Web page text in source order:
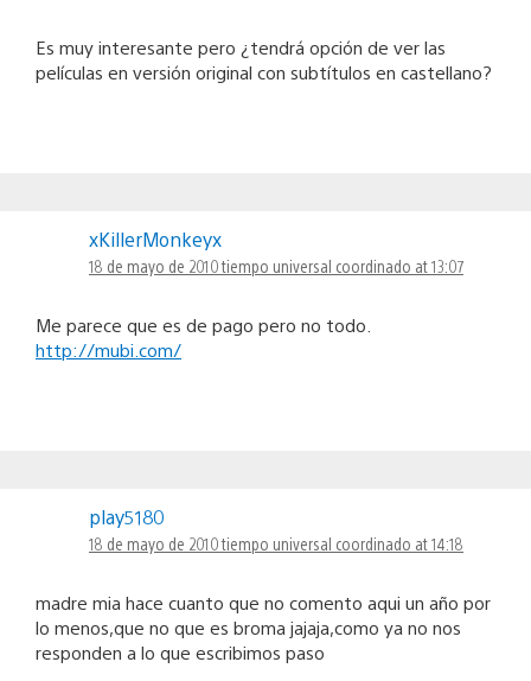
Es muy interesante pero ¿tendrá opción de ver las
películas en versión original con subtítulos en castellano?
xKillerMonkeyx
18 de mayo de 2010 tiempo universal coordinado at 13:07
Me parece que es de pago pero no todo.
http://mubi.com/
play5180
18 de mayo de 2010 tiempo universal coordinado at 14:18
madre mia hace cuanto que no comento aqui un año por
lo menos,que no que es broma jajaja,como ya no nos
responden a lo que escribimos paso